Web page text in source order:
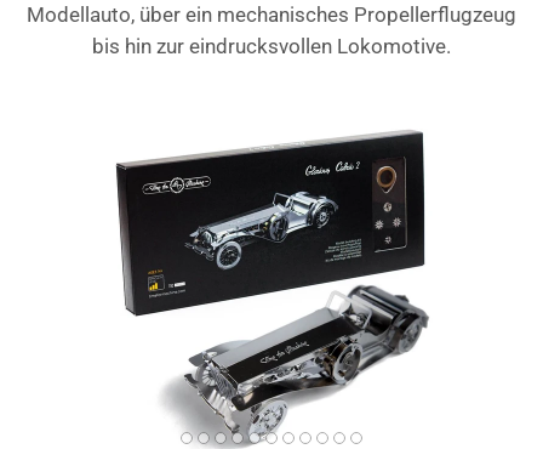
Modellauto, über ein mechanisches Propellerflugzeug
bis hin zur eindrucksvollen Lokomotive.